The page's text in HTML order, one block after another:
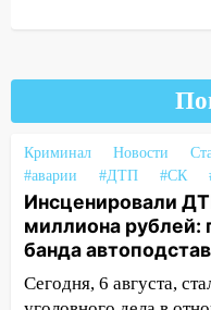
экстрим: в
большой
августа после
17:05 «Обыск»
Ульяновске
сообщницу
16:12 Едва не
Криминал Новости
#аварии
#ДТП #СК
Инсценировали
миллиона рублей:
банда
Сегодня, 6 августа,